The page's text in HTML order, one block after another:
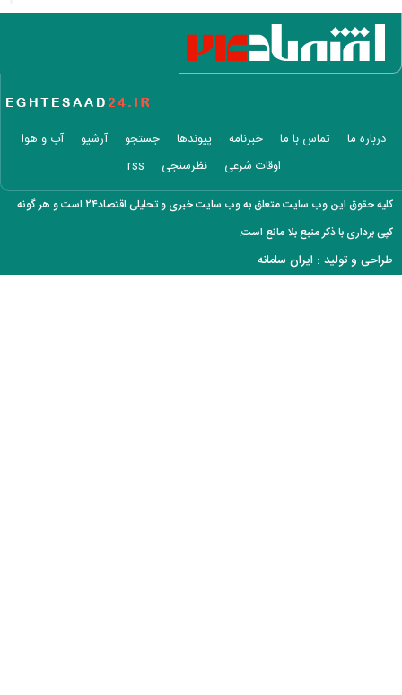
معاون عراقچی: در هیچ دوره‌ای هماهنگی بین میدان و دیپلماسی را مانند
حال حاضر نداشتیم
وزارت دفاع چین: به نوسازی ارتش در بالاترین سطح ادامه خواهیم داد
وزارت خارجه پاکستان: پیمان دفاعی با ریاض و آنکارا برای تقویت امنیت
بازار ارزهای دیجیتال در نوسان/ بیت‌کوین ۶۴ هزار دلاری و هشدار درباره
کلاهبرداری رمزارزی
لغو افزایش تعرفه و تصاعد پلکانی بهای برق مشترکین کشاورزی
سی‌ان‌ان: توافق ایران و عمان به معنای بازگشایی تنگه نیست / آمریکا باید
درباره ما تماس با ما خبرنامه پیوندها جستجو آرشیو
آب و هوا
اوقات شرعی
نظرسنجی rss
کلیه حقوق این وب سایت متعلق به وب سایت خبری و تحلیلی اقتصاد۲۴ است و هر گونه
کپی برداری با ذکر منبع بلا مانع است.
طراحی و تولید : ایران سامانه